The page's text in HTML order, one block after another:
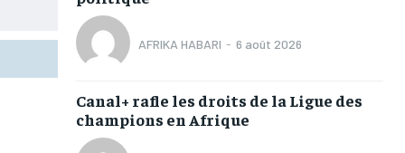
NOUVELLE D’AFRIQUE
LEDEFENSEURINFO
ACTU LOMÉ
NOUVELLE D’AFRIQUE
LEDEFENSEURINFO
ACTU LOMÉ
NOUVELLE D’AFRIQUE
LEDEFENSEURINFO
ACTU LOMÉ
NOUVELLE D’AFRIQUE
LEDEFENSEURINFO
ACTU LOMÉ
AFRIKA HABARI - 6 août 2026
Canal+ rafle les droits de la Ligue des
champions en Afrique